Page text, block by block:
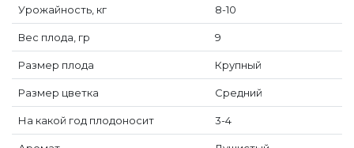
Урожайность, кг 8-10
Вес плода, гр 9
Размер плода Крупный
Размер цветка Средний
На какой год плодоносит 3-4